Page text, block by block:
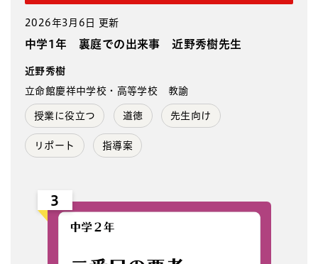
2026年3月6日 更新
中学1年 裏庭での出来事 近野秀樹先生
近野秀樹
立命館慶祥中学校・高等学校 教諭
授業に役立つ 道徳 先生向け
リポート 指導案
3